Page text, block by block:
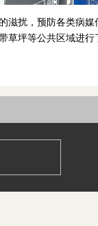
滋扰，预防各类病
草坪等公共区域进